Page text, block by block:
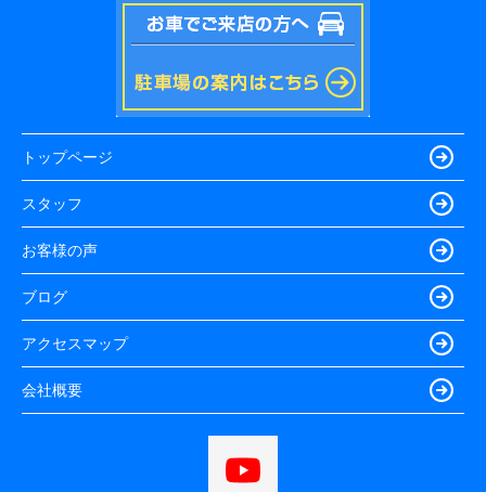
トップページ
スタッフ
お客様の声
ブログ
アクセスマップ
会社概要